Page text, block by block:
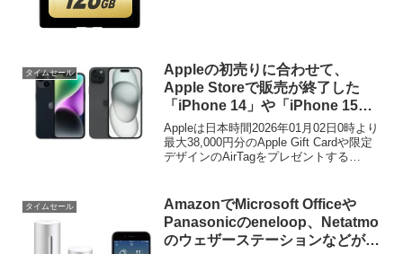
タイムセール
Appleの初売りに合わせて、
Apple Storeで販売が終了した
「iPhone 14」や「iPhone 15
Plus」がAmazonでタイムセール
中。
Appleは日本時間2026年01月02日0時より
最大38,000円分のApple Gift Cardや限定
デザインのAirTagをプレゼントする
扱が終了したiPhone 14がAmazonの公式
ストアでセールとなっています。
タイムセール
AmazonでMicrosoft Officeや
Panasonicのeneloop、Netatmo
のウェザーステーションなどがタ